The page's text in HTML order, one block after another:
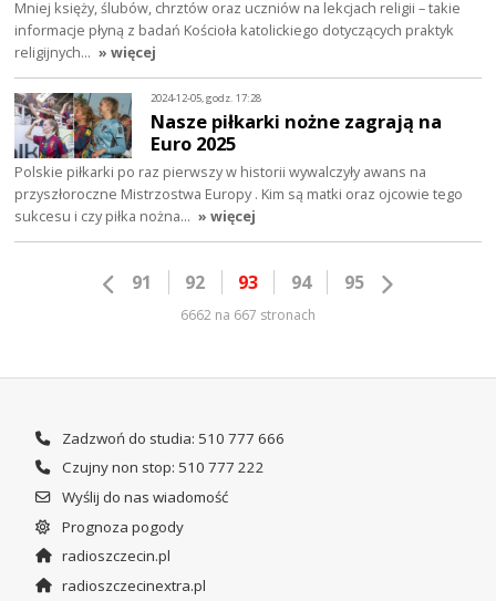
Mniej księży, ślubów, chrztów oraz uczniów na lekcjach religii – takie
informacje płyną z badań Kościoła katolickiego dotyczących praktyk
religijnych… » więcej
2024-12-05, godz. 17:28
Nasze piłkarki nożne zagrają na
Euro 2025
Polskie piłkarki po raz pierwszy w historii wywalczyły awans na
przyszłoroczne Mistrzostwa Europy . Kim są matki oraz ojcowie tego
sukcesu i czy piłka nożna… » więcej
91 92 93 94 95
6662 na 667 stronach
Zadzwoń do studia: 510 777 666
Czujny non stop: 510 777 222
Wyślij do nas wiadomość
Prognoza pogody
radioszczecin.pl
radioszczecinextra.pl